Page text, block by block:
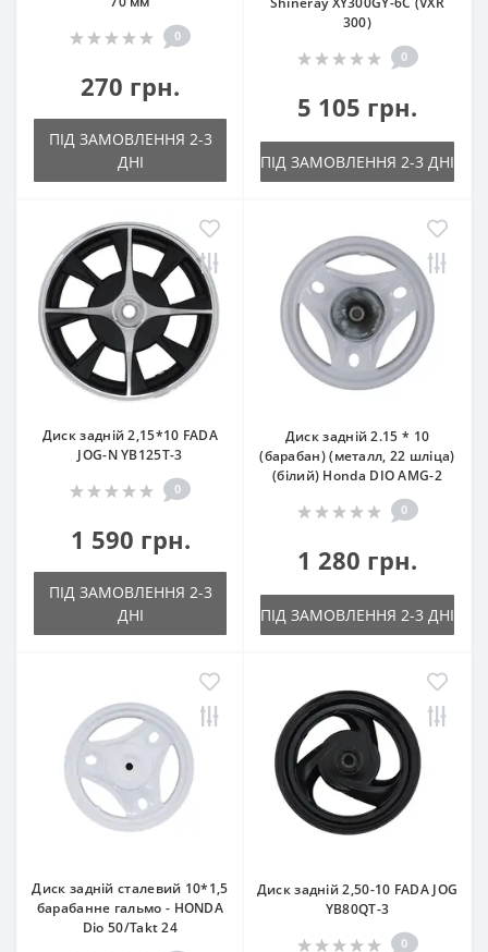
0
270 грн.
ПІД ЗАМОВЛЕННЯ 2-3
ДНІ
300)
0
5 105 грн.
ПІД ЗАМОВЛЕННЯ 2-3 ДНІ
Диск задній 2,15*10 FADA
JOG-N YB125T-3
0
1 590 грн.
ПІД ЗАМОВЛЕННЯ 2-3
ДНІ
Диск задній 2.15 * 10
(барабан) (металл, 22 шліца)
(білий) Honda DIO AMG-2
0
1 280 грн.
ПІД ЗАМОВЛЕННЯ 2-3 ДНІ
Диск задній сталевий 10*1,5
барабанне гальмо - HONDA
Dio 50/Takt 24
Диск задній 2,50-10 FADA JOG
YB80QT-3
0